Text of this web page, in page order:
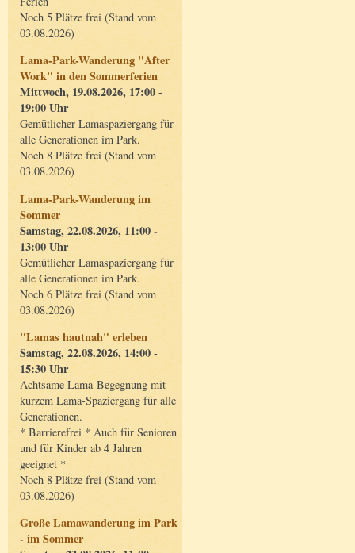
Noch 5 Plätze frei (Stand vom
03.08.2026)
Lama-Park-Wanderung "After
Work" in den Sommerferien
Mittwoch, 19.08.2026, 17:00 -
19:00 Uhr
Gemütlicher Lamaspaziergang für
alle Generationen im Park.
Noch 8 Plätze frei (Stand vom
03.08.2026)
Lama-Park-Wanderung im
Sommer
Samstag, 22.08.2026, 11:00 -
13:00 Uhr
Gemütlicher Lamaspaziergang für
alle Generationen im Park.
Noch 6 Plätze frei (Stand vom
03.08.2026)
"Lamas hautnah" erleben
Samstag, 22.08.2026, 14:00 -
15:30 Uhr
Achtsame Lama-Begegnung mit
kurzem Lama-Spaziergang für alle
Generationen.
* Barrierefrei * Auch für Senioren
und für Kinder ab 4 Jahren
geeignet *
Noch 8 Plätze frei (Stand vom
03.08.2026)
Große Lamawanderung im Park
- im Sommer